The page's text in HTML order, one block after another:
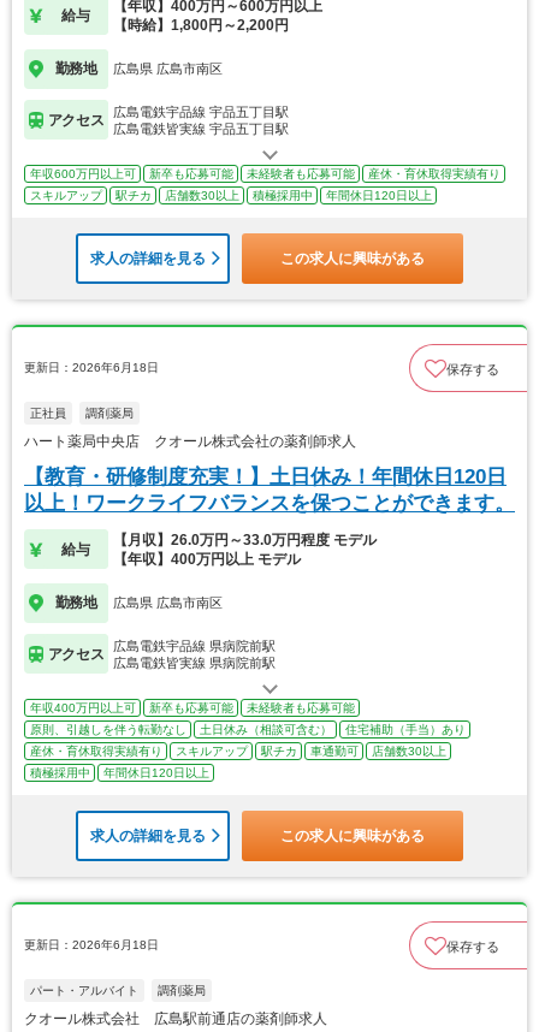
給与
【年収】400万円～600万円以上
【時給】1,800円～2,200円
勤務地 広島県 広島市南区
アクセス
広島電鉄宇品線 宇品五丁目駅
広島電鉄皆実線 宇品五丁目駅
年収600万円以上可 新卒も応募可能 未経験者も応募可能
産休・育休取得実績有り
スキルアップ
駅チカ 店舗数30以上 積極採用中 年間休日120日以上
求人の詳細を見る この求人に興味がある
更新日：2026年6月18日 保存する
正社員 調剤薬局
ハート薬局中央店 クオール株式会社の薬剤師求人
【教育・研修制度充実！】土日休み！年間休日120日
以上！ワークライフバランスを保つことができます。
給与
【月収】26.0万円～33.0万円程度 モデル
【年収】400万円以上 モデル
勤務地 広島県 広島市南区
アクセス
広島電鉄宇品線 県病院前駅
広島電鉄皆実線 県病院前駅
年収400万円以上可 新卒も応募可能
未経験者も応募可能
原則、引越しを伴う転勤なし
土日休み（相談可含む）
住宅補助（手当）あり
産休・育休取得実績有り
スキルアップ 駅チカ 車通勤可
店舗数30以上
積極採用中
年間休日120日以上
求人の詳細を見る この求人に興味がある
更新日：2026年6月18日 保存する
パート・アルバイト 調剤薬局
クオール株式会社 広島駅前通店の薬剤師求人